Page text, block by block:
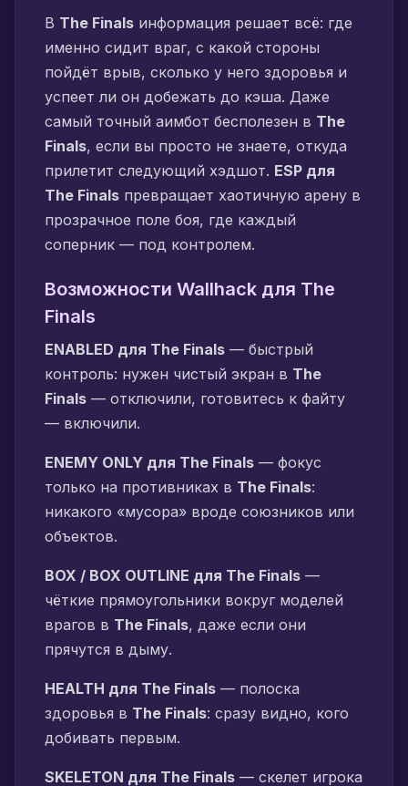
В The Finals информация решает всё: где
именно сидит враг, с какой стороны
пойдёт врыв, сколько у него здоровья и
успеет ли он добежать до кэша. Даже
самый точный аимбот бесполезен в The
Finals, если вы просто не знаете, откуда
прилетит следующий хэдшот. ESP для
The Finals превращает хаотичную арену в
прозрачное поле боя, где каждый
соперник — под контролем.
Возможности Wallhack для The
Finals
ENABLED для The Finals — быстрый
контроль: нужен чистый экран в The
Finals — отключили, готовитесь к файту
— включили.
ENEMY ONLY для The Finals — фокус
только на противниках в The Finals:
никакого «мусора» вроде союзников или
объектов.
BOX / BOX OUTLINE для The Finals —
чёткие прямоугольники вокруг моделей
врагов в The Finals, даже если они
прячутся в дыму.
HEALTH для The Finals — полоска
здоровья в The Finals: сразу видно, кого
добивать первым.
SKELETON для The Finals — скелет игрока